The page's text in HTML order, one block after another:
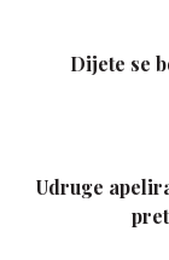
Dijete se
Udruge